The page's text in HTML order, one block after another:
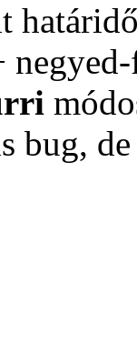
bug,